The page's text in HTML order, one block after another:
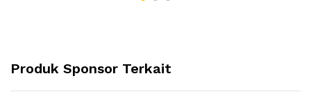
Produk Sponsor Terkait